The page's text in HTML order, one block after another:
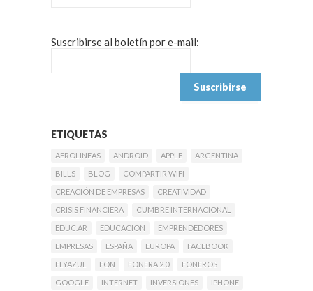
Suscribirse al boletín por e-mail:
ETIQUETAS
AEROLINEAS ANDROID APPLE
ARGENTINA
BILLS
BLOG
COMPARTIR WIFI
CREACIÓN DE EMPRESAS
CREATIVIDAD
CRISIS FINANCIERA
CUMBRE INTERNACIONAL
EDUC.AR
EDUCACION
EMPRENDEDORES
EMPRESAS
ESPAÑA EUROPA
FACEBOOK
FLYAZUL
FON FONERA 2.0
FONEROS
GOOGLE
INTERNET INVERSIONES
IPHONE